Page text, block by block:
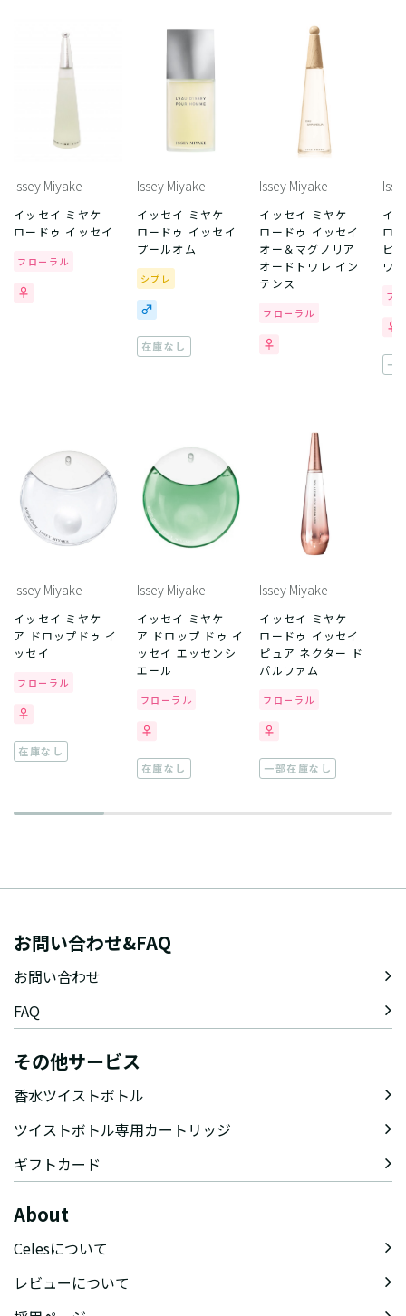
Issey Miyake
イッセイ ミヤケ –
ロードゥ イッセイ
フローラル
Issey Miyake
イッセイ ミヤケ –
ロードゥ イッセイ
プールオム
シプレ
在庫なし
Issey Miyake
イッセイ ミヤケ –
ロードゥ イッセイ
オー＆マグノリア
オードトワレ イン
テンス
フローラル
イ
ロ
ピ
ワ
フ
一
Issey Miyake
イッセイ ミヤケ –
ア ドロップドゥ イ
ッセイ
フローラル
在庫なし
Issey Miyake
イッセイ ミヤケ –
ア ドロップ ドゥ イ
ッセイ エッセンシ
エール
フローラル
在庫なし
Issey Miyake
イッセイ ミヤケ –
ロードゥ イッセイ
ピュア ネクター ド
パルファム
フローラル
一部在庫なし
お問い合わせ&FAQ
お問い合わせ
FAQ
その他サービス
香水ツイストボトル
ツイストボトル専用カートリッジ
ギフトカード
About
Celesについて
レビューについて